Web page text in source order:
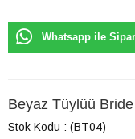
Whatsapp ile
Beyaz Tüylüü
Stok Kodu (BT04)